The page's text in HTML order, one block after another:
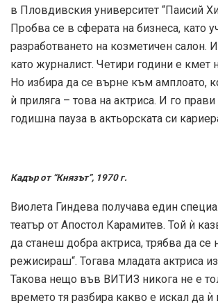
в Пловдивския университет “Паисий
Пробва се в сферата на бизнеса, като
разработването на козметичен салон.
като журналист. Четири години е кмет
Но избира да се върне към амплоато,
ѝ приляга – това на актриса. И го
годишна пауза в актьорската си
Кадър от “Князът”, 1970 г.
Виолета Гиндева получава един
театър от Апостол Карамитев. Той ѝ
да станеш добра актриса, трябва да се
режисираш“. Тогава младата актриса
Такова нещо във ВИТИЗ никога не е
времето тя разбира какво е искал да ѝ